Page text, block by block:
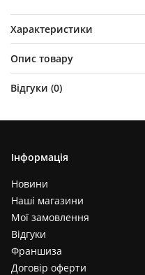
Характеристики
Опис товару
Відгуки (0)
Інформація
Новини
Наші магазини
Мої замовлення
Відгуки
Франшиза
Договір оферти